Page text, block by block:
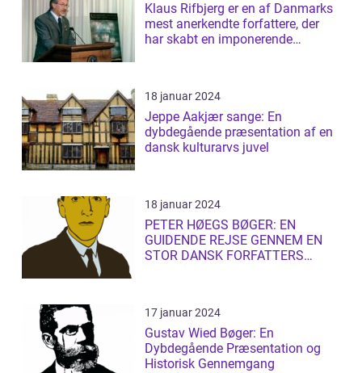
Klaus Rifbjerg er en af Danmarks
mest anerkendte forfattere, der
har skabt en imponerende
18 januar 2024
Jeppe Aakjær sange: En
dybdegående præsentation af en
dansk kulturarvs juvel
18 januar 2024
PETER HØEGS BØGER: EN
GUIDENDE REJSE GENNEM EN
STOR DANSK FORFATTERS
17 januar 2024
Gustav Wied Bøger: En
Dybdegående Præsentation og
Historisk Gennemgang